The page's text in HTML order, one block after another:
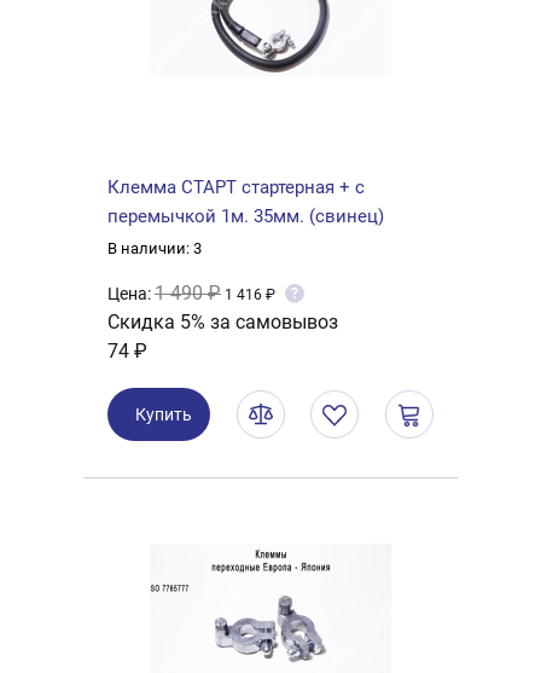
Клемма СТАРТ стартерная + с
перемычкой 1м. 35мм. (свинец)
В наличии: 3
Цена:1 490 ₽ 1 416 ₽ ?
Скидка 5% за самовывоз
74 ₽
Купить